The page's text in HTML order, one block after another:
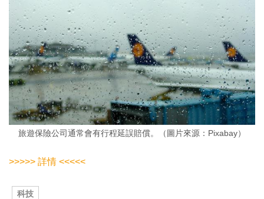
旅遊保險公司通常會有行程延誤賠償。（圖片來源：Pixabay）
>>>>> 詳情 <<<<<
科技